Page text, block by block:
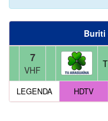
Buriti
7
VHF
LEGENDA HDTV